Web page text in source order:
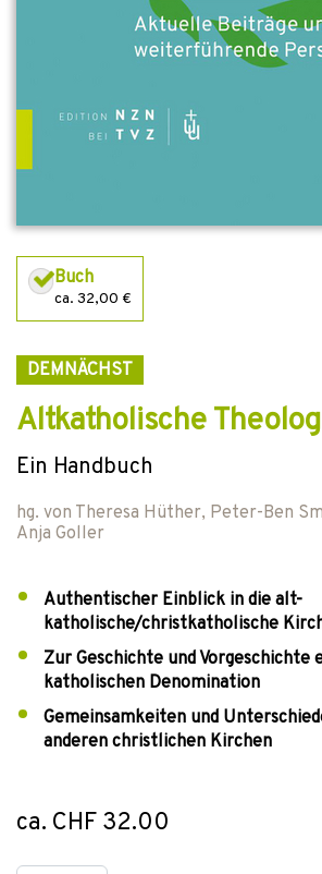
Buch
ca. 32,00 €
DEMNÄCHST
Altkatholische
Ein Handbuch
hg. von Theresa Hüther, Peter-Ben
Anja Goller
Authentischer Einblick in die alt-
katholische/christkatholische
Zur Geschichte und Vorgeschichte
katholischen Denomination
Gemeinsamkeiten und
anderen christlichen Kirchen
ca. CHF 32.00